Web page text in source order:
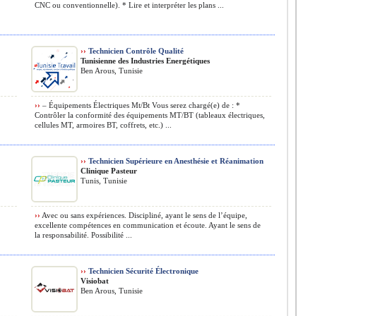
CNC ou conventionnelle). * Lire et interpréter les plans ...
›› Technicien Contrôle Qualité
Tunisienne des Industries Energétiques
Ben Arous, Tunisie
›› – Équipements Électriques Mt/Bt Vous serez chargé(e) de : *
Contrôler la conformité des équipements MT/BT (tableaux électriques,
cellules MT, armoires BT, coffrets, etc.) ...
›› Technicien Supérieure en Anesthésie et Réanimation
Clinique Pasteur
Tunis, Tunisie
›› Avec ou sans expériences. Discipliné, ayant le sens de l’équipe,
excellente compétences en communication et écoute. Ayant le sens de
la responsabilité. Possibilité ...
›› Technicien Sécurité Électronique
Visiobat
Ben Arous, Tunisie